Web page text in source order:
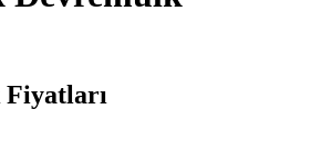
Fiyatları